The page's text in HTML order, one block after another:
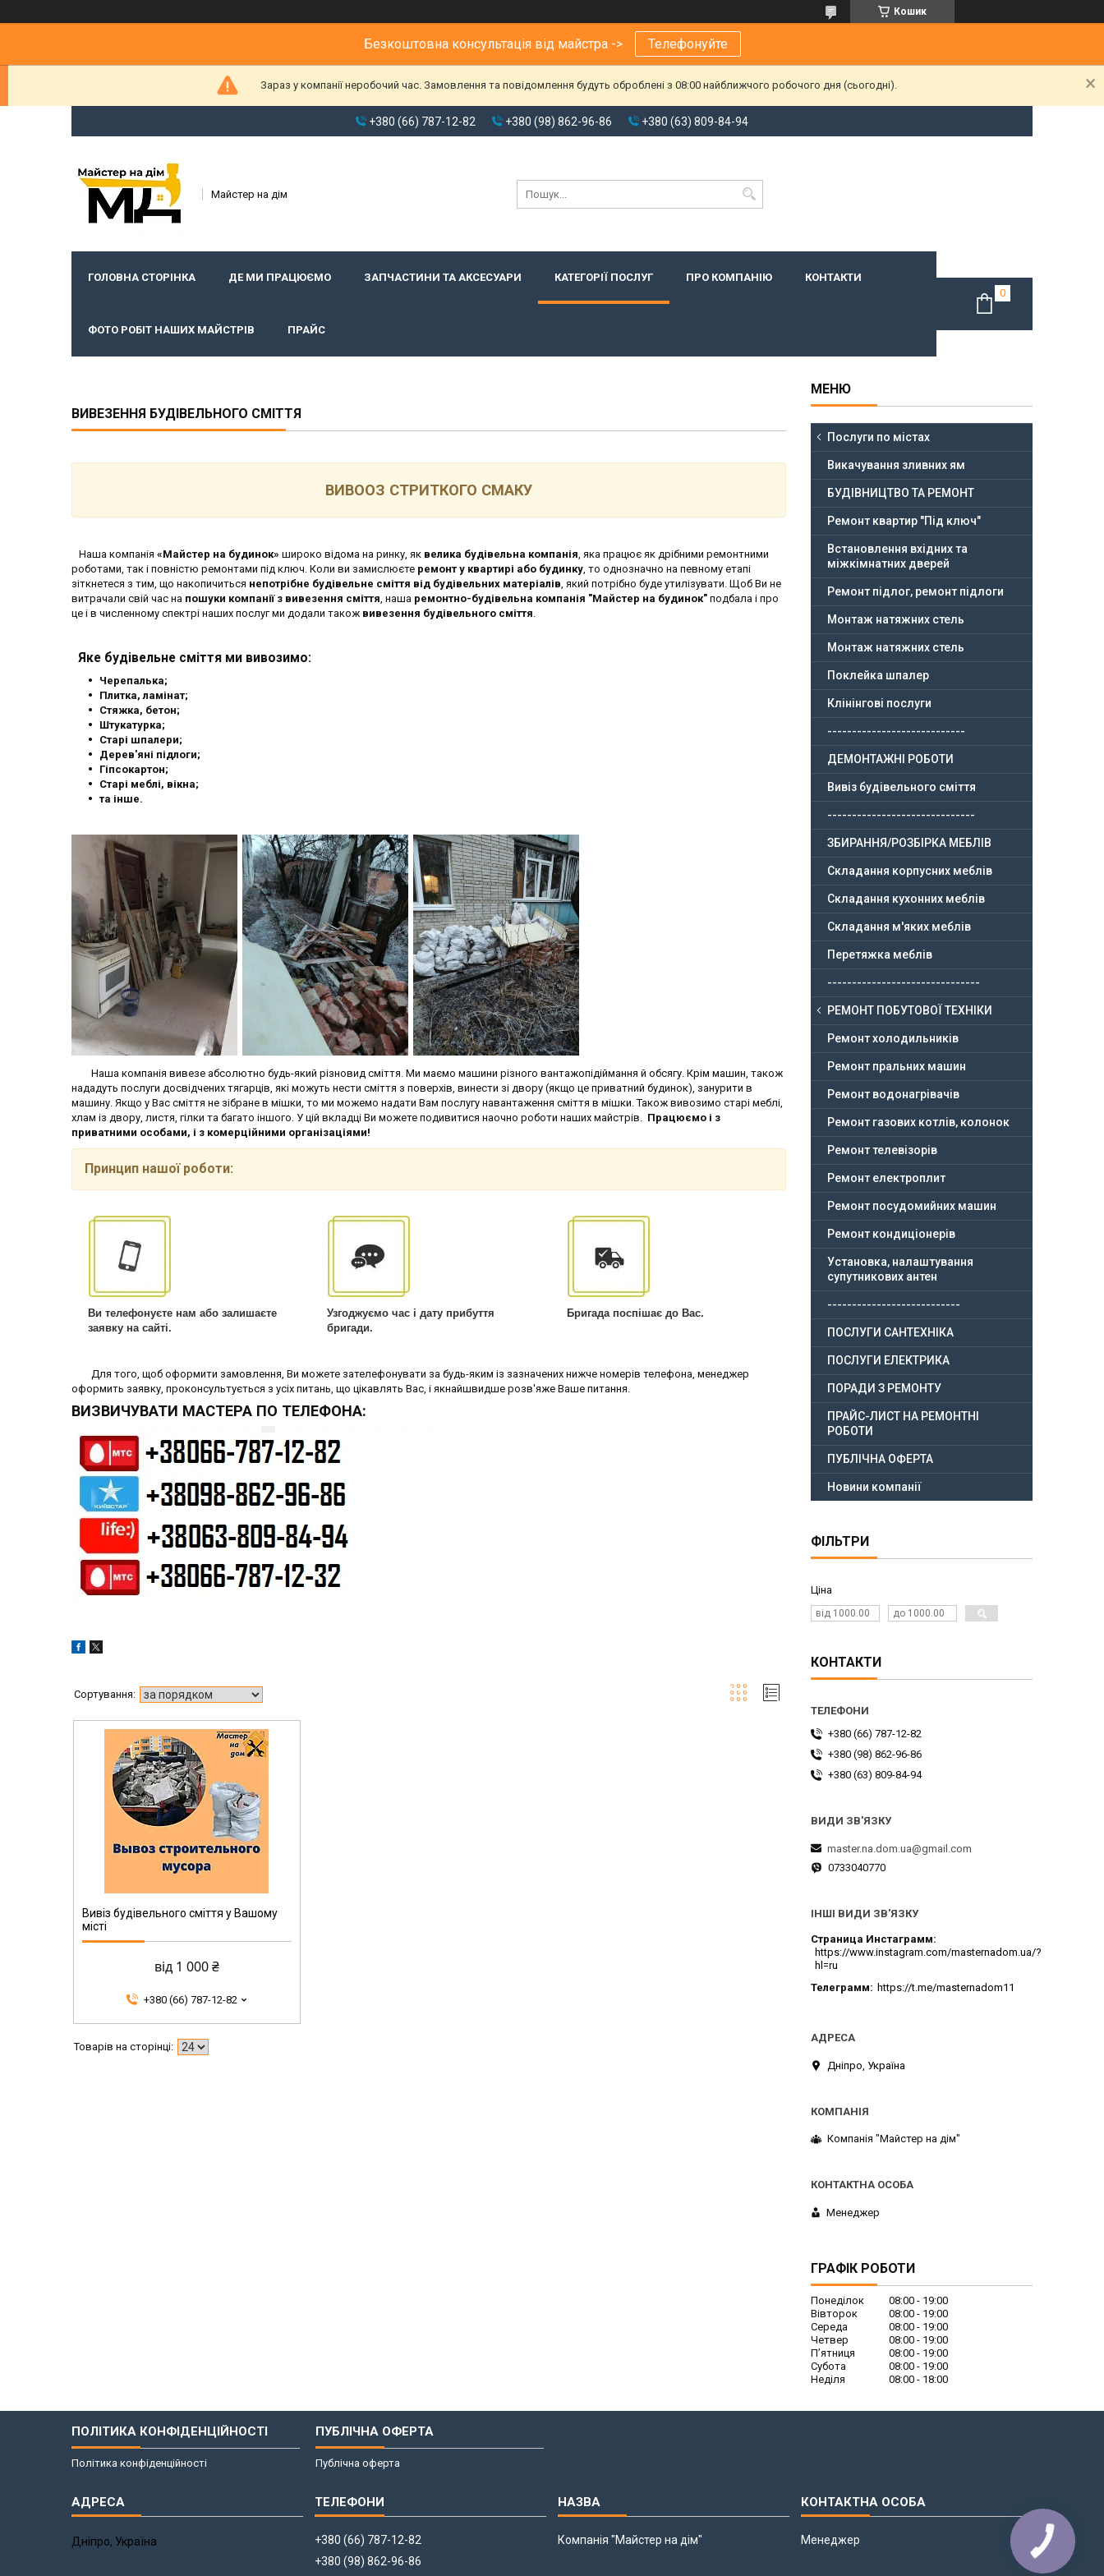
Кошик
Безкоштовна консультація від майстра -> Телефонуйте
Зараз у компанії неробочий час. Замовлення та повідомлення будуть оброблені з 08:00 найближчого робочого дня (сьогодні).
+380 (66) 787-12-82 +380 (98) 862-96-86 +380 (63) 809-84-94
Майстер на дім
ГОЛОВНА СТОРІНКА ДЕ МИ ПРАЦЮЄМО ЗАПЧАСТИНИ ТА АКСЕСУАРИ КАТЕГОРІЇ ПОСЛУГ ПРО КОМПАНІЮ КОНТАКТИ
ФОТО РОБІТ НАШИХ МАЙСТРІВ ПРАЙС
ВИВЕЗЕННЯ БУДІВЕЛЬНОГО СМІТТЯ
ВИВООЗ СТРИТКОГО СМАКУ
Наша компанія «Майстер на будинок» широко відома на ринку, як велика будівельна компанія , яка працює як дрібними ремонтними
роботами, так і повністю ремонтами під ключ. Коли ви замислюєте ремонт у квартирі або будинку , то однозначно на певному етапі
зіткнетеся з тим, що накопичиться непотрібне будівельне сміття від будівельних матеріалів , який потрібно буде утилізувати. Щоб Ви не
витрачали свій час на пошуки компанії з вивезення сміття , наша ремонтно-будівельна компанія "Майстер на будинок" подбала і про
це і в численному спектрі наших послуг ми додали також вивезення будівельного сміття
Яке будівельне сміття ми вивозимо:
Черепалька;
Плитка, ламінат;
Стяжка, бетон;
Штукатурка;
Старі шпалери;
Дерев'яні підлоги;
Гіпсокартон;
Старі меблі, вікна;
та інше.
Наша компанія вивезе абсолютно будь-який різновид сміття. Ми маємо машини різного вантажопідіймання й обсягу. Крім машин, також
нададуть послуги досвідчених тягарців, які можуть нести сміття з поверхів, винести зі двору (якщо це приватний будинок), занурити в
машину. Якщо у Вас сміття не зібране в мішки, то ми можемо надати Вам послугу навантаження сміття в мішки. Також вивозимо старі меблі,
хлам із двору, листя, гілки та багато іншого. У цій вкладці Ви можете подивитися наочно роботи наших майстрів. Працюємо і з
приватними особами, і з комерційними організаціями!
Принцип нашої роботи:
Ви телефонуєте нам або залишаєте
заявку на сайті.
Узгоджуємо час і дату прибуття
бригади.
Бригада поспішає до Вас.
Для того, щоб оформити замовлення, Ви можете зателефонувати за будь-яким із зазначених нижче номерів телефона, менеджер
оформить заявку, проконсультується з усіх питань, що цікавлять Вас, і якнайшвидше розв'яже Ваше питання.
ВИЗВИЧУВАТИ МАСТЕРА ПО ТЕЛЕФОНА:
Вивіз будівельного сміття у Вашому
місті
від 1 000 ₴
+380 (66) 787-12-82
Послуги по містах
Викачування зливних ям
БУДІВНИЦТВО ТА РЕМОНТ
Ремонт квартир "Під ключ"
Встановлення вхідних та
міжкімнатних дверей
Ремонт підлог, ремонт підлоги
Монтаж натяжних стель
Монтаж натяжних стель
Поклейка шпалер
Клінінгові послуги
----------------------------
ДЕМОНТАЖНІ РОБОТИ
Вивіз будівельного сміття
------------------------------
ЗБИРАННЯ/РОЗБІРКА МЕБЛІВ
Складання корпусних меблів
Складання кухонних меблів
Складання м'яких меблів
Перетяжка меблів
-------------------------------
РЕМОНТ ПОБУТОВОЇ ТЕХНІКИ
Ремонт холодильників
Ремонт пральних машин
Ремонт водонагрівачів
Ремонт газових котлів, колонок
Ремонт телевізорів
Ремонт електроплит
Ремонт посудомийних машин
Ремонт кондиціонерів
Установка, налаштування
супутникових антен
---------------------------
ПОСЛУГИ САНТЕХНІКА
ПОСЛУГИ ЕЛЕКТРИКА
ПОРАДИ З РЕМОНТУ
ПРАЙС-ЛИСТ НА РЕМОНТНІ
РОБОТИ
ПУБЛІЧНА ОФЕРТА
Новини компанії
ФІЛЬТРИ
Ціна
КОНТАКТИ
+380 (66) 787-12-82
+380 (98) 862-96-86
+380 (63) 809-84-94
master.na.dom.ua@gmail.com
0733040770
ІНШІ ВИДИ ЗВ'ЯЗКУ
Страница Инстаграмм
https://www.instagram.com/masternadom.ua/?
hl=ru
Телеграмм
https://t.me/masternadom11
Дніпро, Україна
Компанія "Майстер на дім"
Менеджер
ГРАФІК РОБОТИ
Понеділок 08:00
19:00
Вівторок
08:00
19:00
Середа
08:00
19:00
Четвер
08:00
19:00
Пʼятниця
08:00
19:00
Субота
08:00
19:00
Неділя
08:00 18:00
ПОЛІТИКА КОНФІДЕНЦІЙНОСТІ
Політика конфіденційності
ПУБЛІЧНА ОФЕРТА
Публічна оферта
Дніпро, Україна
+380 (66) 787-12-82
+380 (98) 862-96-86
Компанія "Майстер на дім" Менеджер